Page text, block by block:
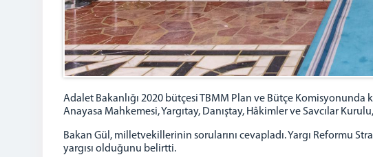
Adalet Bakanlığı 2020 bütçesi TBMM Plan ve Bütçe Komisyonunda
Anayasa Mahkemesi, Yargıtay, Danıştay, Hâkimler ve Savcılar
Bakan Gül, milletvekillerinin sorularını cevapladı. Yargı Reformu
yargısı olduğunu belirtti.